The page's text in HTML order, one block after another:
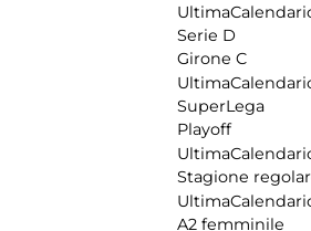
Ultima
Serie D
Girone C
Ultima
SuperLega
Playoff
Ultima
Stagione
Ultima
A2 femminile